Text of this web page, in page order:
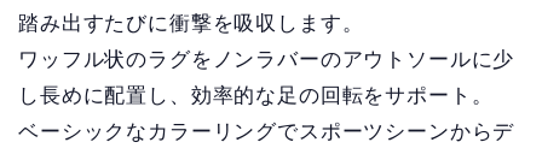
踏み出すたびに衝撃を吸収します。
ワッフル状のラグをノンラバーのアウトソールに少
し長めに配置し、効率的な足の回転をサポート。
ベーシックなカラーリングでスポーツシーンからデ